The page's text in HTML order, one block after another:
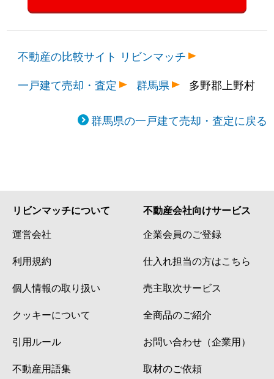
不動産の比較サイト リビンマッチ
一戸建て売却・査定
群馬県 多野郡上野村
群馬県の一戸建て売却・査定に戻る
リビンマッチについて
運営会社
利用規約
個人情報の取り扱い
クッキーについて
引用ルール
不動産用語集
不動産会社向けサービス
企業会員のご登録
仕入れ担当の方はこちら
売主取次サービス
全商品のご紹介
お問い合わせ（企業用）
取材のご依頼